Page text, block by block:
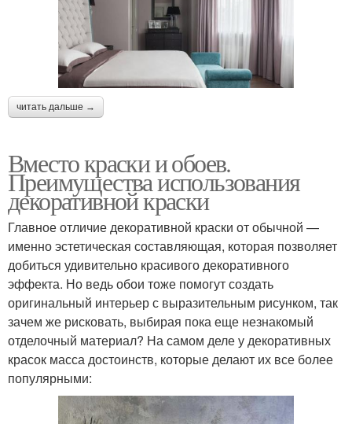
читать дальше →
Вместо краски и обоев.
Преимущества использования
декоративной краски
Главное отличие декоративной краски от обычной —
именно эстетическая составляющая, которая позволяет
добиться удивительно красивого декоративного
эффекта. Но ведь обои тоже помогут создать
оригинальный интерьер с выразительным рисунком, так
зачем же рисковать, выбирая пока еще незнакомый
отделочный материал? На самом деле у декоративных
красок масса достоинств, которые делают их все более
популярными: